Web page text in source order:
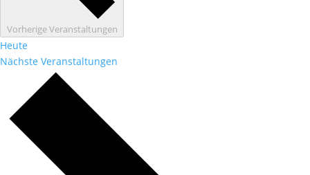
VorherigeVeranstaltungen
Heute
Nächste Veranstaltungen